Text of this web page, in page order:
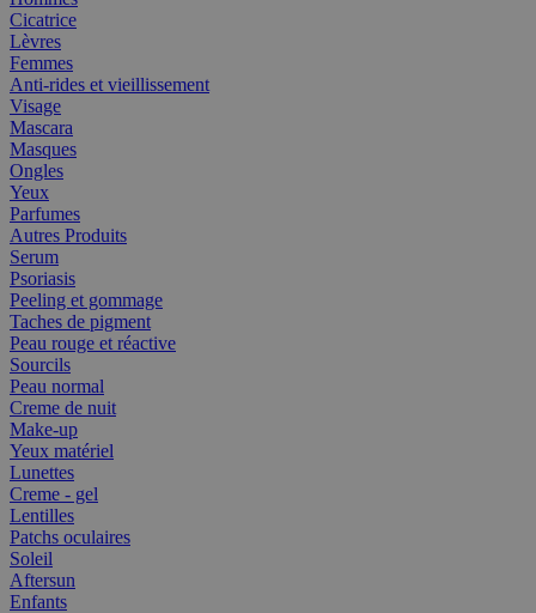
Cicatrice
Lèvres
Femmes
Anti-rides et vieillissement
Visage
Mascara
Masques
Ongles
Yeux
Parfumes
Autres Produits
Serum
Psoriasis
Peeling et gommage
Taches de pigment
Peau rouge et réactive
Sourcils
Peau normal
Creme de nuit
Make-up
Yeux matériel
Lunettes
Creme - gel
Lentilles
Patchs oculaires
Soleil
Aftersun
Enfants